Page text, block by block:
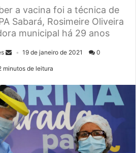
a vacina foi a técnica de
Sabará, Rosimeire Oliveira
municipal há 29 anos
19 de janeiro de 2021 0
minutos de leitura